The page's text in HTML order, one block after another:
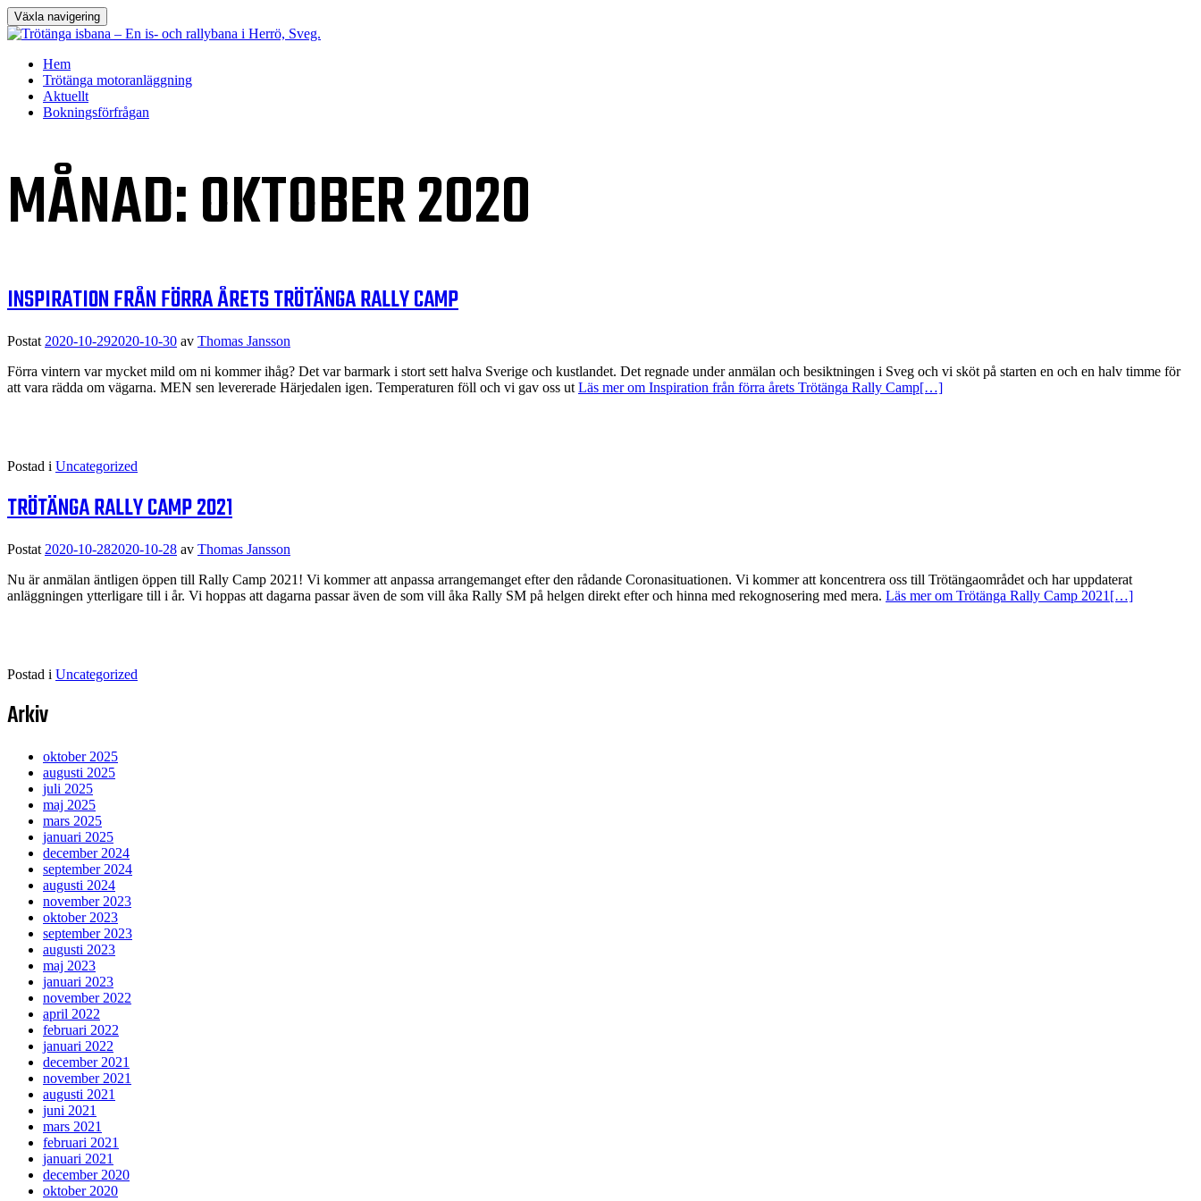
Växla navigering
Hoppa
innehåll
Hem
Trötänga motoranläggning
Aktuellt
Bokningsförfrågan
MÅNAD:OKTOBER 2020
INSPIRATION FRÅN FÖRRA ÅRETS TRÖTÄNGA RALLY CAMP
Postat2020-10-292020-10-30 av Thomas Jansson
Förra vintern var mycket mild om ni kommer ihåg? Det var barmark i stort sett halva Sverige och kustlandet. Det regnade under anmälan och besiktningen i Sveg och vi sköt på starten en och en halv timme för
att vara rädda om vägarna. MEN sen levererade Härjedalen igen. Temperaturen föll och vi gav oss utLäs mer om Inspiration från förra årets Trötänga Rally Camp[…]
Postad i Uncategorized
TRÖTÄNGA RALLY CAMP 2021
Postat 2020-10-282020-10-28 av Thomas Jansson
Nu är anmälan äntligen öppen till Rally Camp 2021! Vi kommer att anpassa arrangemanget efter den rådande Coronasituationen. Vi kommer att koncentrera oss till Trötängaområdet och har uppdaterat
anläggningen ytterligare till i år. Vi hoppas att dagarna passar även de som vill åka Rally SM på helgen direkt efter och hinna med rekognosering med mera. Läs mer om Trötänga Rally Camp 2021 […]
Postad i Uncategorized
Arkiv
oktober 2025
augusti 2025
juli 2025
maj 2025
mars 2025
januari 2025
december 2024
september 2024
augusti 2024
november 2023
oktober 2023
september 2023
augusti 2023
maj 2023
januari 2023
november 2022
april 2022
februari 2022
januari 2022
december 2021
november 2021
augusti 2021
juni 2021
mars 2021
februari 2021
januari 2021
december 2020
oktober 2020